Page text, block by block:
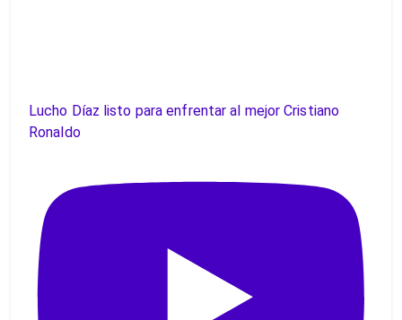
Lucho Díaz listo para enfrentar al mejor Cristiano
Ronaldo